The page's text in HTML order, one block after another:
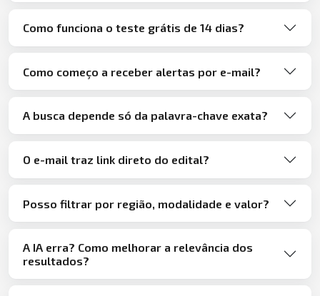
Como funciona o teste grátis de 14 dias?
Como começo a receber alertas por e-mail?
A busca depende só da palavra-chave exata?
O e-mail traz link direto do edital?
Posso filtrar por região, modalidade e valor?
A IA erra? Como melhorar a relevância dos
resultados?